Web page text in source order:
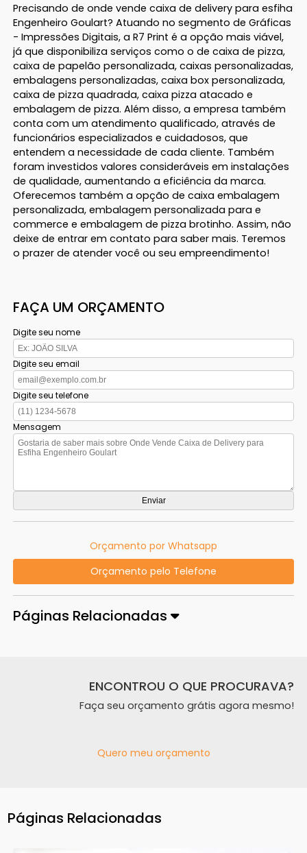
Precisando de onde vende caixa de delivery para esfiha
Engenheiro Goulart? Atuando no segmento de Gráficas
- Impressões Digitais, a R7 Print é a opção mais viável,
já que disponibiliza serviços como o de caixa de pizza,
caixa de papelão personalizada, caixas personalizadas,
embalagens personalizadas, caixa box personalizada,
caixa de pizza quadrada, caixa pizza atacado e
embalagem de pizza. Além disso, a empresa também
conta com um atendimento qualificado, através de
funcionários especializados e cuidadosos, que
entendem a necessidade de cada cliente. Também
foram investidos valores consideráveis em instalações
de qualidade, aumentando a eficiência da marca.
Oferecemos também a opção de caixa embalagem
personalizada, embalagem personalizada para e
commerce e embalagem de pizza brotinho. Assim, não
deixe de entrar em contato para saber mais. Teremos
o prazer de atender você ou seu empreendimento!
FAÇA UM ORÇAMENTO
Digite seu nome
Digite seu email
Digite seu telefone
Mensagem
Orçamento por Whatsapp
Orçamento pelo Telefone
Páginas Relacionadas
ENCONTROU O QUE PROCURAVA?
Faça seu orçamento grátis agora mesmo!
Quero meu orçamento
Páginas Relacionadas